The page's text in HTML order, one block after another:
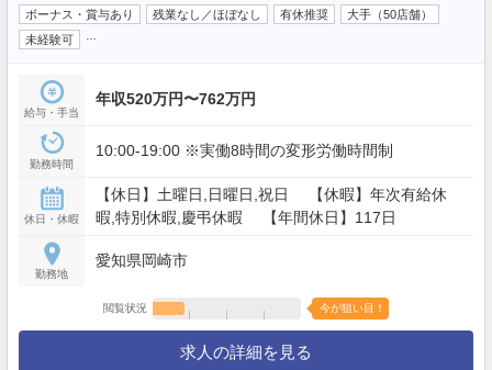
ボーナス・賞与あり
残業なし／ほぼなし 有休推奨
大手（50店舗）
未経験可
給与・手当
年収520万円〜762万円
勤務時間
10:00-19:00 ※実働8時間の変形労働時間制
休日・休暇
【休日】土曜日,日曜日,祝日 【休暇】年次有給休
暇,特別休暇,慶弔休暇 【年間休日】117日
勤務地
愛知県岡崎市
閲覧状況 今が狙い目！
求人の詳細を見る